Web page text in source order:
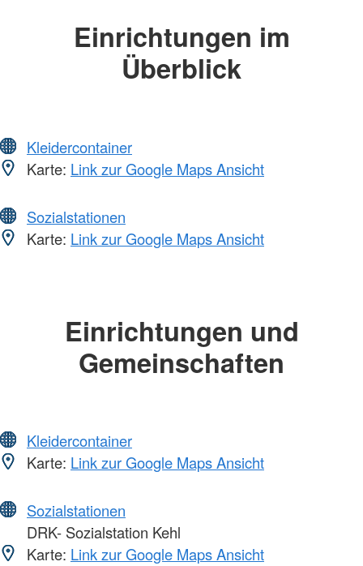
Einrichtungen im
Überblick
Kleidercontainer
Karte: Link zur Google Maps Ansicht
Sozialstationen
Karte: Link zur Google Maps Ansicht
Einrichtungen und
Gemeinschaften
Kleidercontainer
Karte: Link zur Google Maps Ansicht
Sozialstationen
DRK- Sozialstation Kehl
Karte: Link zur Google Maps Ansicht